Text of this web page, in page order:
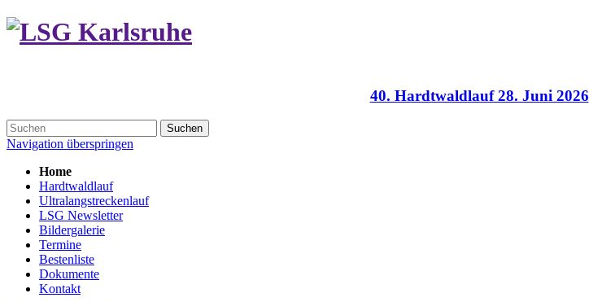
40. Hardtwaldlauf 28. Juni 2026
Suchen
Navigation überspringen
Home
Hardtwaldlauf
Ultralangstreckenlauf
LSG Newsletter
Bildergalerie
Termine
Bestenliste
Dokumente
Kontakt